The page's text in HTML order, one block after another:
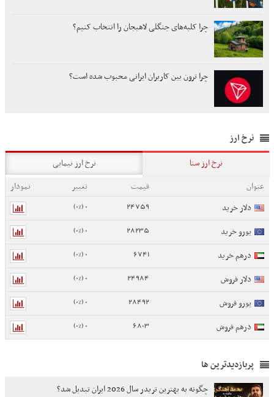
چرا کلبه‌های جنگلی لاهیجان را انتخاب کنیم؟
چرا ترون بین کاربران ایرانی محبوب شده است؟
نرخ ارز
نرخ ارز سنا
نرخ ارز نیمایی
عنوان
قیمت تغییر
نمودار
دلار خرید
24759
0 (0%)
یورو خرید 28235
0 (0%)
درهم خرید 6741
0 (0%)
دلار فروش 24984
0 (0%)
یورو فروش 28492
0 (0%)
درهم فروش 6803
0 (0%)
پربازدیدترین ها
چگونه به بهترین تریدر سال 2026 ایران تبدیل شد؟